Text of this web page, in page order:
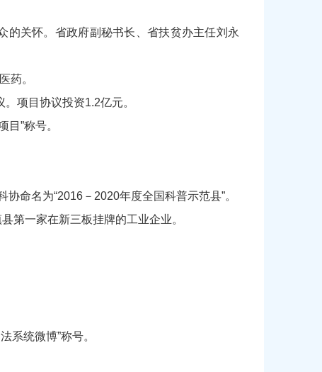
关怀。省政府副秘书长、省扶贫办主任刘永
药。
项目协议投资1.2亿元。
”称号。
命名为“2016－2020年度全国科普示范县”。
第一家在新三板挂牌的工业企业。
系统微博”称号。